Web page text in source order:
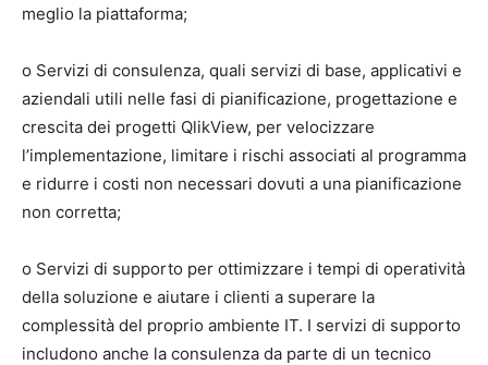
meglio la piattaforma;
o Servizi di consulenza, quali servizi di base, applicativi e
aziendali utili nelle fasi di pianificazione, progettazione e
crescita dei progetti QlikView, per velocizzare
l’implementazione, limitare i rischi associati al programma
e ridurre i costi non necessari dovuti a una pianificazione
non corretta;
o Servizi di supporto per ottimizzare i tempi di operatività
della soluzione e aiutare i clienti a superare la
complessità del proprio ambiente IT. I servizi di supporto
includono anche la consulenza da parte di un tecnico